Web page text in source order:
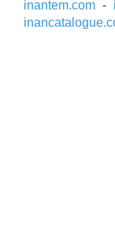
inantem.com -